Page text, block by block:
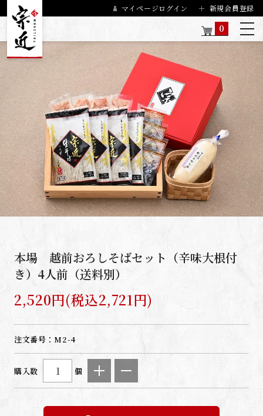
マイページログイン 新規会員登録
0
本場 越前おろしそばセット（辛味大根付
き）4人前（送料別）
2,520円(税込2,721円)
注文番号：M2-4
購入数 個